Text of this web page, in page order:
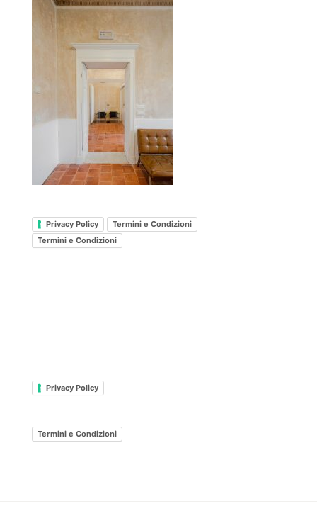
Privacy Policy
Termini e Condizioni
Termini e Condizioni
Privacy Policy
Termini e Condizioni